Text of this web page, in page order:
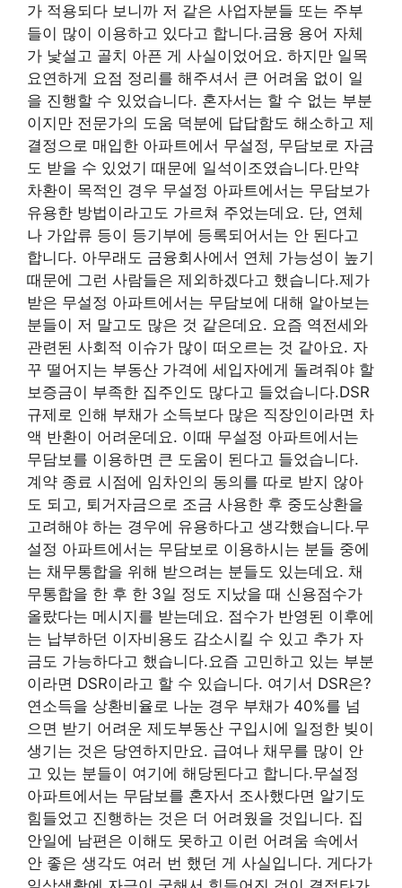
가 적용되다 보니까 저 같은 사업자분들 또는 주부
들이 많이 이용하고 있다고 합니다.금융 용어 자체
가 낯설고 골치 아픈 게 사실이었어요. 하지만 일목
요연하게 요점 정리를 해주셔서 큰 어려움 없이 일
을 진행할 수 있었습니다. 혼자서는 할 수 없는 부분
이지만 전문가의 도움 덕분에 답답함도 해소하고 제
결정으로 매입한 아파트에서 무설정, 무담보로 자금
도 받을 수 있었기 때문에 일석이조였습니다.만약
차환이 목적인 경우 무설정 아파트에서는 무담보가
유용한 방법이라고도 가르쳐 주었는데요. 단, 연체
나 가압류 등이 등기부에 등록되어서는 안 된다고
합니다. 아무래도 금융회사에서 연체 가능성이 높기
때문에 그런 사람들은 제외하겠다고 했습니다.제가
받은 무설정 아파트에서는 무담보에 대해 알아보는
분들이 저 말고도 많은 것 같은데요. 요즘 역전세와
관련된 사회적 이슈가 많이 떠오르는 것 같아요. 자
꾸 떨어지는 부동산 가격에 세입자에게 돌려줘야 할
보증금이 부족한 집주인도 많다고 들었습니다.DSR
규제로 인해 부채가 소득보다 많은 직장인이라면 차
액 반환이 어려운데요. 이때 무설정 아파트에서는
무담보를 이용하면 큰 도움이 된다고 들었습니다.
계약 종료 시점에 임차인의 동의를 따로 받지 않아
도 되고, 퇴거자금으로 조금 사용한 후 중도상환을
고려해야 하는 경우에 유용하다고 생각했습니다.무
설정 아파트에서는 무담보로 이용하시는 분들 중에
는 채무통합을 위해 받으려는 분들도 있는데요. 채
무통합을 한 후 한 3일 정도 지났을 때 신용점수가
올랐다는 메시지를 받는데요. 점수가 반영된 이후에
는 납부하던 이자비용도 감소시킬 수 있고 추가 자
금도 가능하다고 했습니다.요즘 고민하고 있는 부분
이라면 DSR이라고 할 수 있습니다. 여기서 DSR은?
연소득을 상환비율로 나눈 경우 부채가 40%를 넘
으면 받기 어려운 제도부동산 구입시에 일정한 빚이
생기는 것은 당연하지만요. 급여나 채무를 많이 안
고 있는 분들이 여기에 해당된다고 합니다.무설정
아파트에서는 무담보를 혼자서 조사했다면 알기도
힘들었고 진행하는 것은 더 어려웠을 것입니다. 집
안일에 남편은 이해도 못하고 이런 어려움 속에서
안 좋은 생각도 여러 번 했던 게 사실입니다. 게다가